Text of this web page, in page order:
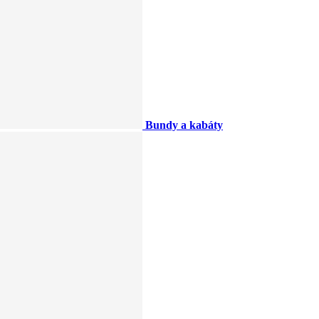
Bundy a kabáty